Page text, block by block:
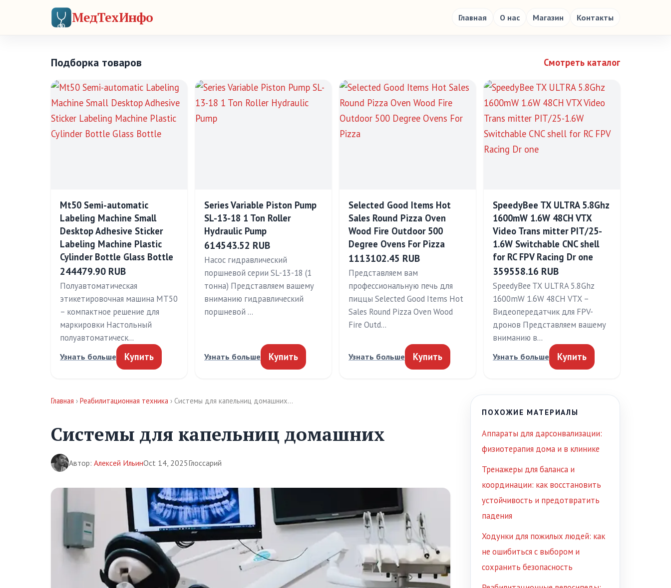
МедТехИнфо Главная О нас Магазин Контакты
Подборка товаров Смотреть каталог
Mt50 Semi-automatic
Labeling Machine Small
Desktop Adhesive Sticker
Labeling Machine Plastic
Cylinder Bottle Glass Bottle
244479.90 RUB
Полуавтоматическая
этикетировочная машина MT50
– компактное решение для
маркировки Настольный
полуавтоматическ…
Узнать больше Купить
Series Variable Piston Pump
SL-13-18 1 Ton Roller
Hydraulic Pump
614543.52 RUB
Насос гидравлический
поршневой серии SL-13-18 (1
тонна) Представляем вашему
вниманию гидравлический
поршневой …
Узнать больше Купить
Selected Good Items Hot
Sales Round Pizza Oven
Wood Fire Outdoor 500
Degree Ovens For Pizza
1113102.45 RUB
Представляем вам
профессиональную печь для
пиццы Selected Good Items Hot
Sales Round Pizza Oven Wood
Fire Outd…
Узнать больше Купить
SpeedyBee TX ULTRA 5.8Ghz
1600mW 1.6W 48CH VTX
Video Trans mitter PIT/25-
1.6W Switchable CNC shell
for RC FPV Racing Dr one
359558.16 RUB
SpeedyBee TX ULTRA 5.8Ghz
1600mW 1.6W 48CH VTX –
Видеопередатчик для FPV-
дронов Представляем вашему
вниманию в…
Узнать больше Купить
Главная › Реабилитационная техника › Системы для капельниц домашних…
Системы для капельниц домашних
Автор: Алексей ИльинOct 14, 2025Глоссарий
ПОХОЖИЕ МАТЕРИАЛЫ
Аппараты для дарсонвализации:
физиотерапия дома и в клинике
Тренажеры для баланса и
координации: как восстановить
устойчивость и предотвратить
падения
Ходунки для пожилых людей: как
не ошибиться с выбором и
сохранить безопасность